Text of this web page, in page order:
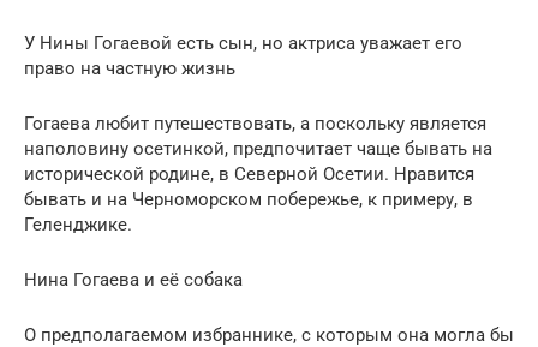
У Нины Гогаевой есть сын, но актриса уважает его
право на частную жизнь
Гогаева любит путешествовать, а поскольку является
наполовину осетинкой, предпочитает чаще бывать на
исторической родине, в Северной Осетии. Нравится
бывать и на Черноморском побережье, к примеру, в
Геленджике.
Нина Гогаева и её собака
О предполагаемом избраннике, с которым она могла бы